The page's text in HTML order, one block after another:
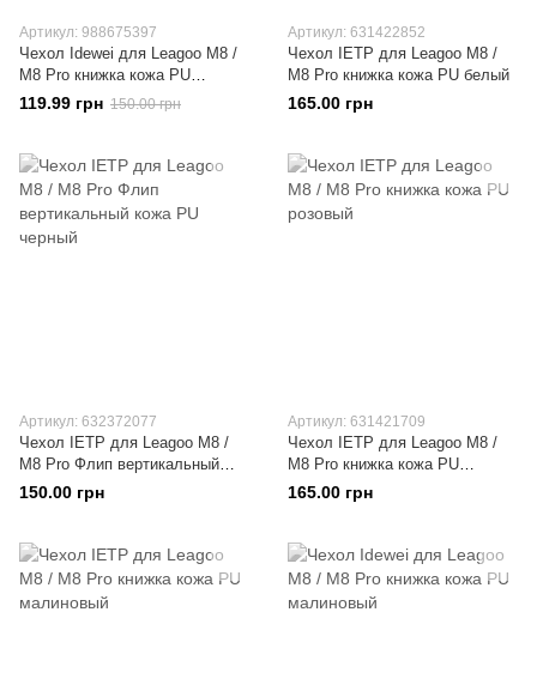
Артикул: 988675397
Чехол Idewei для Leagoo M8 /
M8 Pro книжка кожа PU
коричневый
119.99 грн 150.00 грн
Артикул: 631422852
Чехол IETP для Leagoo M8 /
M8 Pro книжка кожа PU белый
165.00 грн
Артикул: 632372077
Чехол IETP для Leagoo M8 /
M8 Pro Флип вертикальный
кожа PU черный
150.00 грн
Артикул: 631421709
Чехол IETP для Leagoo M8 /
M8 Pro книжка кожа PU
розовый
165.00 грн